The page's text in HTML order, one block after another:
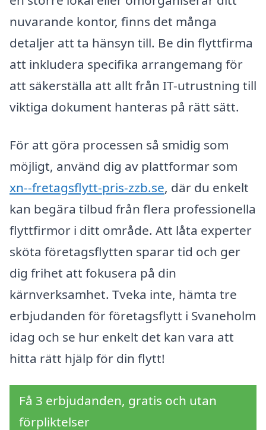
nuvarande kontor, finns det många
detaljer att ta hänsyn till. Be din flyttfirma
att inkludera specifika arrangemang för
att säkerställa att allt från IT-utrustning till
viktiga dokument hanteras på rätt sätt.
För att göra processen så smidig som
möjligt, använd dig av plattformar som
xn--fretagsflytt-pris-zzb.se, där du enkelt
kan begära tilbud från flera professionella
flyttfirmor i ditt område. Att låta experter
sköta företagsflytten sparar tid och ger
dig frihet att fokusera på din
kärnverksamhet. Tveka inte, hämta tre
erbjudanden för företagsflytt i Svaneholm
idag och se hur enkelt det kan vara att
hitta rätt hjälp för din flytt!
Få 3 erbjudanden, gratis och utan
förpliktelser